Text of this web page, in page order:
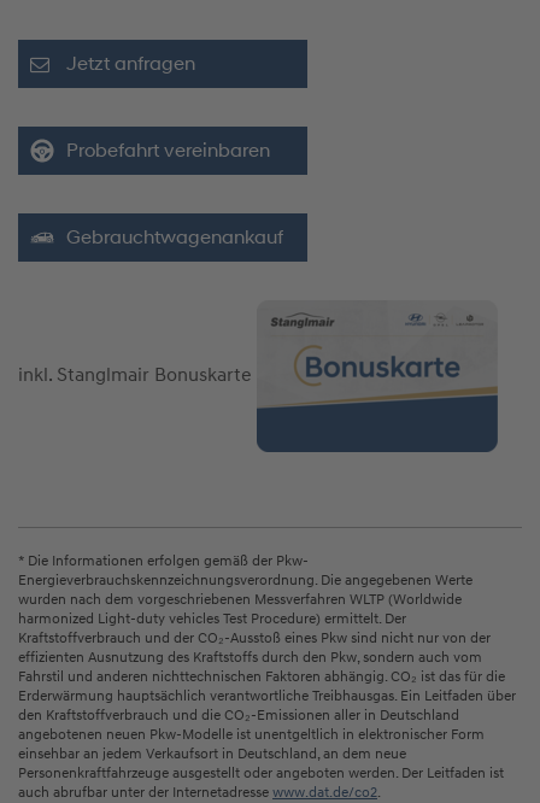
Jetzt anfragen
Probefahrt vereinbaren
Gebrauchtwagenankauf
inkl. Stanglmair Bonuskarte
* Die Informationen erfolgen gemäß der Pkw-
Energieverbrauchskennzeichnungsverordnung. Die angegebenen Werte
wurden nach dem vorgeschriebenen Messverfahren WLTP (Worldwide
harmonized Light-duty vehicles Test Procedure) ermittelt. Der
Kraftstoffverbrauch und der CO₂-Ausstoß eines Pkw sind nicht nur von der
effizienten Ausnutzung des Kraftstoffs durch den Pkw, sondern auch vom
Fahrstil und anderen nichttechnischen Faktoren abhängig. CO₂ ist das für die
Erderwärmung hauptsächlich verantwortliche Treibhausgas. Ein Leitfaden über
den Kraftstoffverbrauch und die CO₂-Emissionen aller in Deutschland
angebotenen neuen Pkw-Modelle ist unentgeltlich in elektronischer Form
einsehbar an jedem Verkaufsort in Deutschland, an dem neue
Personenkraftfahrzeuge ausgestellt oder angeboten werden. Der Leitfaden ist
auch abrufbar unter der Internetadresse www.dat.de/co2.